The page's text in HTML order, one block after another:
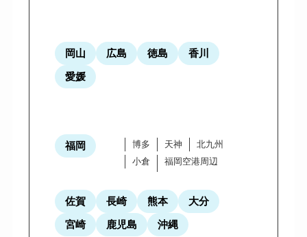
岡山 広島 徳島
香川
愛媛
福岡 博多 天神
北九州
小倉
福岡空港周辺
佐賀 長崎 熊本
大分
宮崎
鹿児島 沖縄